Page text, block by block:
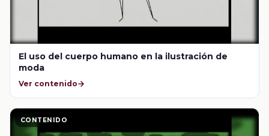
El uso del cuerpo humano en la ilustración de
moda
Ver contenido
CONTENIDO